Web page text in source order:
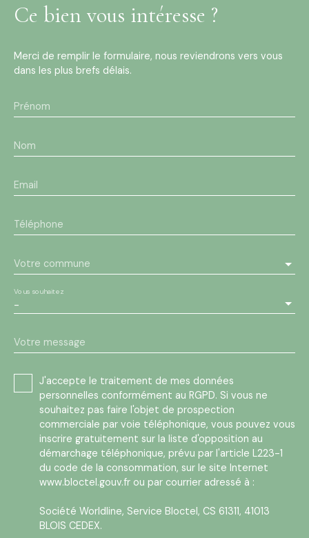
Ce bien vous intéresse ?
Merci de remplir le formulaire, nous reviendrons vers vous
dans les plus brefs délais.
Prénom
Nom
Email
Téléphone
Votre commune
-
Vous souhaitez
Votre message
J'accepte le traitement de mes données
personnelles conformément au RGPD. Si vous ne
souhaitez pas faire l'objet de prospection
commerciale par voie téléphonique, vous pouvez vous
inscrire gratuitement sur la liste d'opposition au
démarchage téléphonique, prévu par l'article L223-1
du code de la consommation, sur le site Internet
www.bloctel.gouv.fr ou par courrier adressé à :
Société Worldline, Service Bloctel, CS 61311, 41013
BLOIS CEDEX.